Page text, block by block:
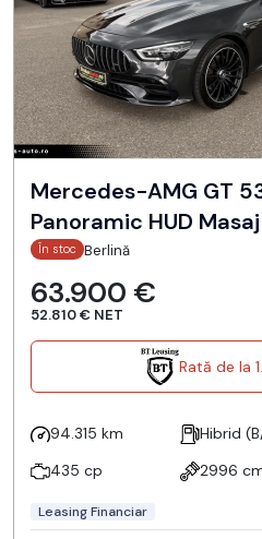
Mercedes-AMG GT
Panoramic
În stoc Berlină
63.900 €
52.810 € NET
Rată de la
94.315 km Hibrid
435 cp
2996
Leasing Financiar